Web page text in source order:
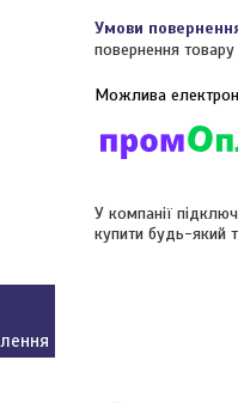
повернення
У компанії
купити будь-який